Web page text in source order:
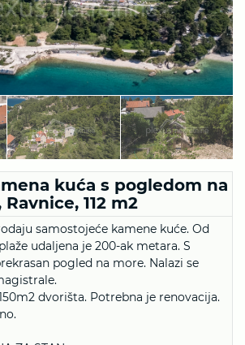
kuća s pogledom na
112 m2
samostojeće kamene kuće. Od
udaljena je 200-ak metara. S
pogled na more. Nalazi se
dvorišta. Potrebna je renovacija.